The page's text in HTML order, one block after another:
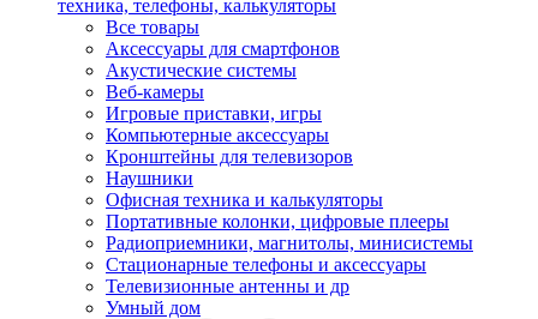
техника, телефоны, калькуляторы
Все товары
Аксессуары для смартфонов
Акустические системы
Веб-камеры
Игровые приставки, игры
Компьютерные аксессуары
Кронштейны для телевизоров
Наушники
Офисная техника и калькуляторы
Портативные колонки, цифровые плееры
Радиоприемники, магнитолы, минисистемы
Стационарные телефоны и аксессуары
Телевизионные антенны и др
Умный дом